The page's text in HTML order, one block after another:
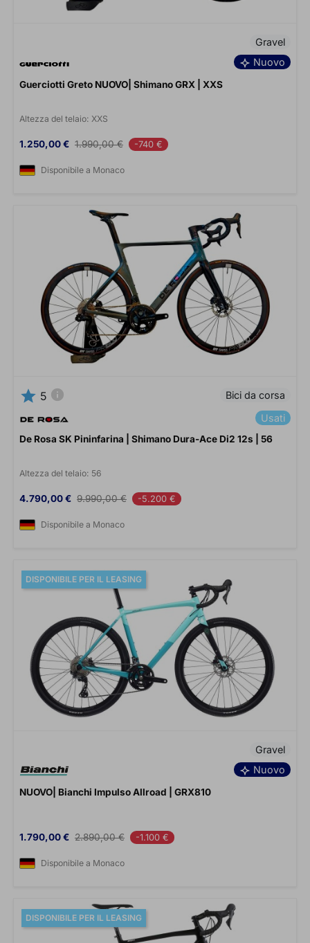
Gravel
Nuovo
Guerciotti Greto NUOVO| Shimano GRX | XXS
Altezza del telaio: XXS
Prezzo
1.250,00 € Prezzo base
1.990,00 € -740 €
Disponibile a Monaco
star 5 info
Bici da corsa
Usati
De Rosa SK Pininfarina | Shimano Dura-Ace Di2 12s | 56
Altezza del telaio: 56
Prezzo
4.790,00 € Prezzo base
9.990,00 € -5.200 €
Disponibile a Monaco
Gravel
Nuovo
NUOVO| Bianchi Impulso Allroad | GRX810
Prezzo
1.790,00 € Prezzo base
2.890,00 € -1.100 €
Disponibile a Monaco
DISPONIBILE PER IL LEASING
DISPONIBILE PER IL LEASING